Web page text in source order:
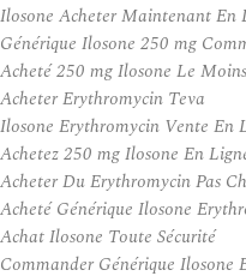
Ilosone Acheter Maintenant En
Générique Ilosone 250 mg
Acheté 250 mg Ilosone Le
Acheter Erythromycin Teva
Ilosone Erythromycin Vente En
Achetez 250 mg Ilosone En
Acheter Du Erythromycin Pas
Acheté Générique Ilosone
Achat Ilosone Toute Sécurité
Commander Générique Ilosone